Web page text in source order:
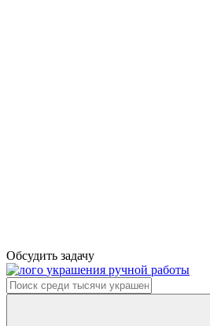
Обсудить задачу
украшения ручной работы